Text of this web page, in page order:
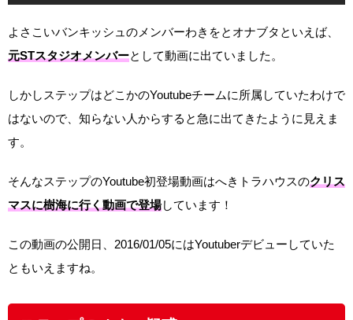
よさこいバンキッシュのメンバーわきをとオナブタといえば、
元STスタジオメンバーとして動画に出ていました。
しかしステップはどこかのYoutubeチームに所属していたわけで
はないので、知らない人からすると急に出てきたように見えま
す。
そんなステップのYoutube初登場動画はへきトラハウスのクリス
マスに樹海に行く動画で登場しています！
この動画の公開日、2016/01/05にはYoutuberデビューしていた
ともいえますね。